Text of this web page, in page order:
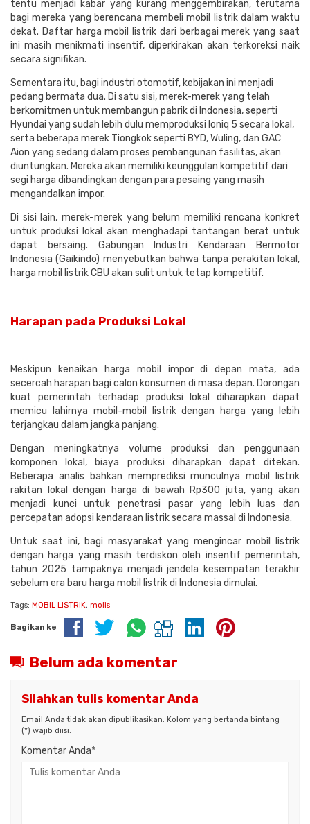
tentu menjadi kabar yang kurang menggembirakan, terutama
bagi mereka yang berencana membeli mobil listrik dalam waktu
dekat. Daftar harga mobil listrik dari berbagai merek yang saat
ini masih menikmati insentif, diperkirakan akan terkoreksi naik
secara signifikan.
Sementara itu, bagi industri otomotif, kebijakan ini menjadi
pedang bermata dua. Di satu sisi, merek-merek yang telah
berkomitmen untuk membangun pabrik di Indonesia, seperti
Hyundai yang sudah lebih dulu memproduksi Ioniq 5 secara lokal,
serta beberapa merek Tiongkok seperti BYD, Wuling, dan GAC
Aion yang sedang dalam proses pembangunan fasilitas, akan
diuntungkan. Mereka akan memiliki keunggulan kompetitif dari
segi harga dibandingkan dengan para pesaing yang masih
mengandalkan impor.
Di sisi lain, merek-merek yang belum memiliki rencana konkret
untuk produksi lokal akan menghadapi tantangan berat untuk
dapat bersaing. Gabungan Industri Kendaraan Bermotor
Indonesia (Gaikindo) menyebutkan bahwa tanpa perakitan lokal,
harga mobil listrik CBU akan sulit untuk tetap kompetitif.
Harapan pada Produksi Lokal
Meskipun kenaikan harga mobil impor di depan mata, ada
secercah harapan bagi calon konsumen di masa depan. Dorongan
kuat pemerintah terhadap produksi lokal diharapkan dapat
memicu lahirnya mobil-mobil listrik dengan harga yang lebih
terjangkau dalam jangka panjang.
Dengan meningkatnya volume produksi dan penggunaan
komponen lokal, biaya produksi diharapkan dapat ditekan.
Beberapa analis bahkan memprediksi munculnya mobil listrik
rakitan lokal dengan harga di bawah Rp300 juta, yang akan
menjadi kunci untuk penetrasi pasar yang lebih luas dan
percepatan adopsi kendaraan listrik secara massal di Indonesia.
Untuk saat ini, bagi masyarakat yang mengincar mobil listrik
dengan harga yang masih terdiskon oleh insentif pemerintah,
tahun 2025 tampaknya menjadi jendela kesempatan terakhir
sebelum era baru harga mobil listrik di Indonesia dimulai.
Tags: MOBIL LISTRIK, molis
Bagikan ke
Belum ada komentar
Silahkan tulis komentar Anda
Email Anda tidak akan dipublikasikan. Kolom yang bertanda bintang
(*) wajib diisi.
Komentar Anda*